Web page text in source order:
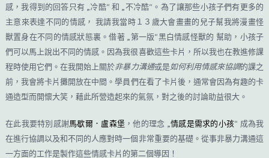
感，我得到的回答只有 „冷酷“ 和 „不冷酷“ 。為了讓那些小孩子們有更多的
主意來表達不同的情感，
我請我當時１３歲大會畫畫的兒子幫我將漫畫怪
獸置身在不同的情感狀態裏。借著 „ 第一版“黑白情感怪獸的 幫助，小孩子
們可以馬上說出不同的情感 。因為我很喜歡這些卡片，所以我也在教進修課
程時使用它們。在我開始上關於非暴力溝通或是如何利用情感來協調的課之
前，我會將卡片攤開放在中間 。學員們在看了卡片後，通常會因為有趣的卡
通造型而開懷大笑，藉此所營造起來的氣氛，對之後的討論助益很大。
在此我要特別感謝馬歇爾．盧森堡 ，他的理念 „情感是需求的小孩“ 成為我
在進行協調以及和不同的人應對時一個非常重要的基礎。從事非暴力溝通這
一方面的工作是製作這些情感卡片的第二個導因！